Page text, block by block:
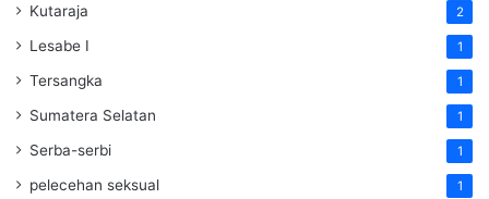
Kutaraja 2
Lesabe I 1
Tersangka 1
Sumatera Selatan 1
Serba-serbi 1
pelecehan seksual 1